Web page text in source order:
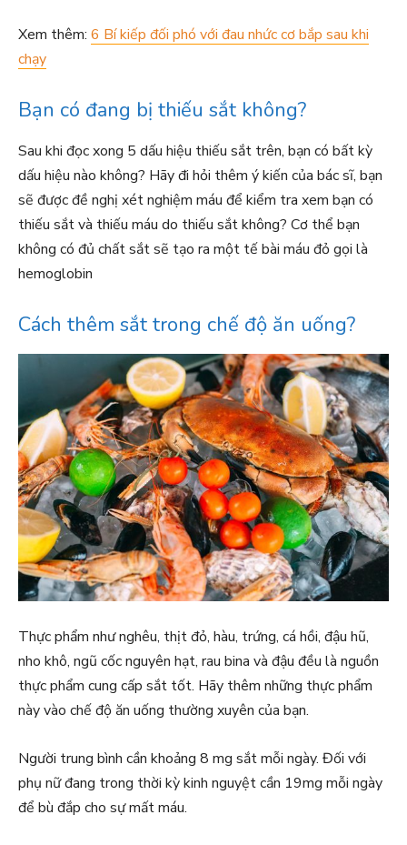
Xem thêm: 6 Bí kiếp đối phó với đau nhức cơ bắp sau khi
chạy
Bạn có đang bị thiếu sắt không?
Sau khi đọc xong 5 dấu hiệu thiếu sắt trên, bạn có bất kỳ
dấu hiệu nào không? Hãy đi hỏi thêm ý kiến của bác sĩ, bạn
sẽ được đề nghị xét nghiệm máu để kiểm tra xem bạn có
thiếu sắt và thiếu máu do thiếu sắt không? Cơ thể bạn
không có đủ chất sắt sẽ tạo ra một tế bài máu đỏ gọi là
hemoglobin
Cách thêm sắt trong chế độ ăn uống?
Thực phẩm như nghêu, thịt đỏ, hàu, trứng, cá hồi, đậu hũ,
nho khô, ngũ cốc nguyên hạt, rau bina và đậu đều là nguồn
thực phẩm cung cấp sắt tốt. Hãy thêm những thực phẩm
này vào chế độ ăn uống thường xuyên của bạn.
Người trung bình cần khoảng 8 mg sắt mỗi ngày. Đối với
phụ nữ đang trong thời kỳ kinh nguyệt cần 19mg mỗi ngày
để bù đắp cho sự mất máu.